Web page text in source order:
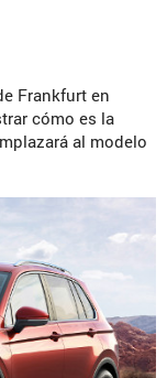
Frankfurt en
cómo es la
al modelo